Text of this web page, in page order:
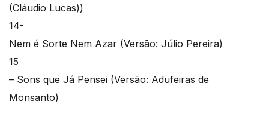
(Cláudio Lucas))
14-
Nem é Sorte Nem Azar (Versão: Júlio Pereira)
15
– Sons que Já Pensei (Versão: Adufeiras de
Monsanto)